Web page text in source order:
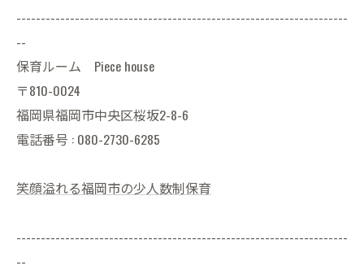
--------------------------------------------------------------------
--
保育ルーム Piece house
〒810-0024
福岡県福岡市中央区桜坂2-8-6
電話番号 : 080-2730-6285
笑顔溢れる福岡市の少人数制保育
--------------------------------------------------------------------
--